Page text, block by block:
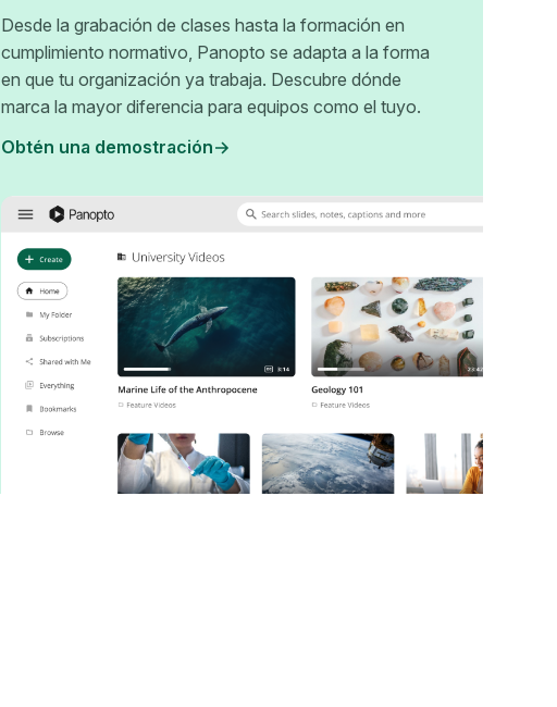
Desde la grabación de clases hasta la formación en
cumplimiento normativo, Panopto se adapta a la forma
en que tu organización ya trabaja. Descubre dónde
marca la mayor diferencia para equipos como el tuyo.
Obtén una demostración